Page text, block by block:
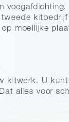
moeilijke
kitwerk. U
alles voor